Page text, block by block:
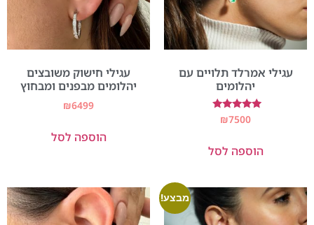
עגילי אמרלד תלויים עם
יהלומים
דורג
5.00
₪7500
הוספה לסל
עגילי חישוק משובצים
יהלומים מבפנים ומבחוץ
₪6499
הוספה לסל
מבצע!